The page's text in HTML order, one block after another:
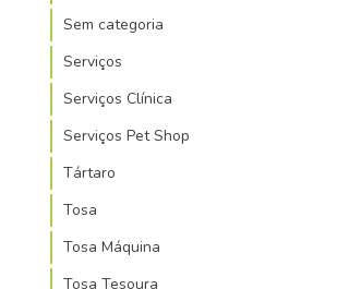
Sem categoria
Serviços
Serviços Clínica
Serviços Pet Shop
Tártaro
Tosa
Tosa Máquina
Tosa Tesoura